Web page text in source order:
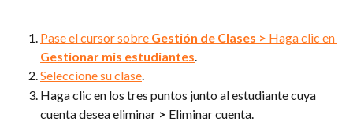
Pase el cursor sobre Gestión de Clases > Haga clic en
Gestionar mis estudiantes.
Seleccione su clase.
Haga clic en los tres puntos junto al estudiante cuya
cuenta desea eliminar > Eliminar cuenta.